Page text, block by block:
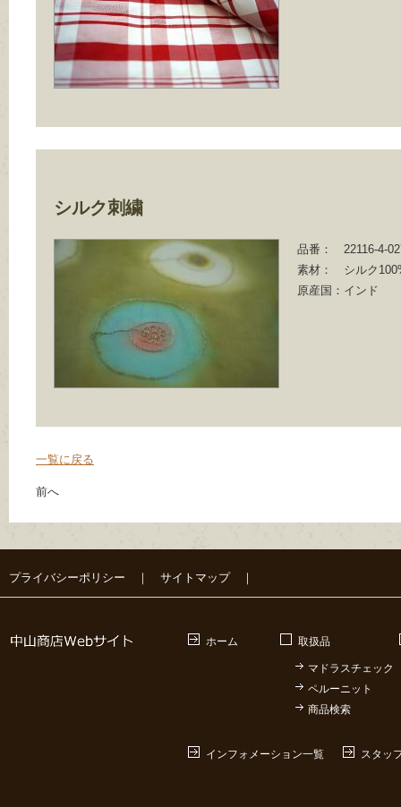
シルク刺繍
品番：
22116-4-
素材：
シルク
原産国： インド
一覧に戻る
前へ
プライバシーポリシー ｜ サイトマップ｜
ホーム 取扱品
マドラスチェック
ペルーニット
商品検索
インフォメーション一覧 スタッ